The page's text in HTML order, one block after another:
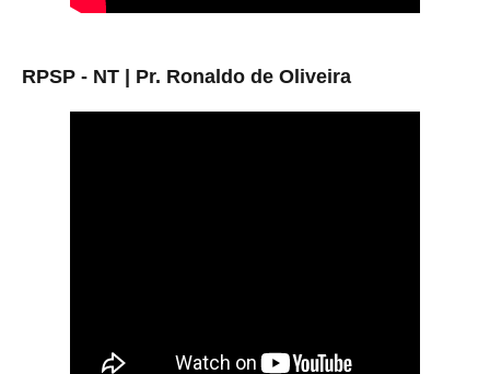
RPSP - NT | Pr. Ronaldo de Oliveira